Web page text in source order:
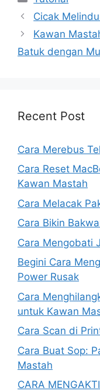
Cicak
Kawan
Batuk dengan
Recent Post
Cara Merebus
Cara Reset
Kawan Mastah
Cara Melacak
Cara Bikin
Cara Mengobati
Begini Cara
Power Rusak
Cara
untuk Kawan
Cara Scan di
Cara Buat Sop:
Mastah
CARA